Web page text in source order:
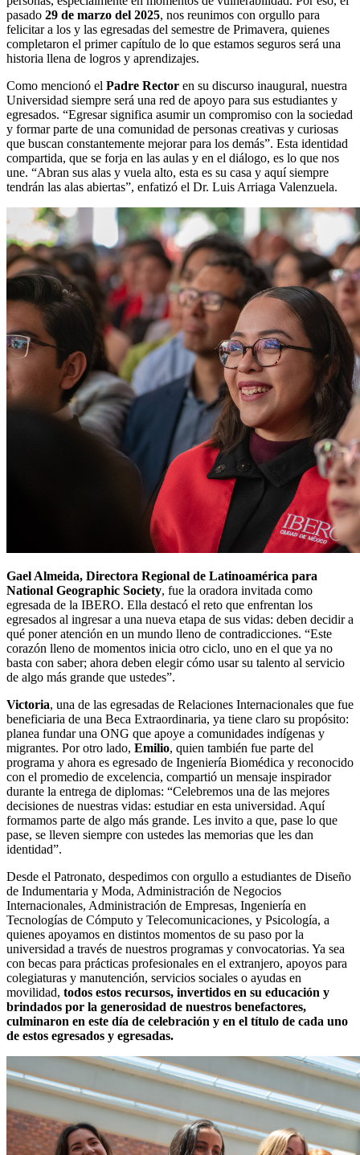
pasado 29 de marzo del 2025, nos reunimos con orgullo para
felicitar a los y las egresadas del semestre de Primavera, quienes
completaron el primer capítulo de lo que estamos seguros será una
historia llena de logros y aprendizajes.
Como mencionó el Padre Rector en su discurso inaugural, nuestra
Universidad siempre será una red de apoyo para sus estudiantes y
egresados. “Egresar significa asumir un compromiso con la sociedad
y formar parte de una comunidad de personas creativas y curiosas
que buscan constantemente mejorar para los demás”. Esta identidad
compartida, que se forja en las aulas y en el diálogo, es lo que nos
une. “Abran sus alas y vuela alto, esta es su casa y aquí siempre
tendrán las alas abiertas”, enfatizó el Dr. Luis Arriaga Valenzuela.
Gael Almeida, Directora Regional de Latinoamérica para
National Geographic Society, fue la oradora invitada como
egresada de la IBERO. Ella destacó el reto que enfrentan los
egresados al ingresar a una nueva etapa de sus vidas: deben decidir a
qué poner atención en un mundo lleno de contradicciones. “Este
corazón lleno de momentos inicia otro ciclo, uno en el que ya no
basta con saber; ahora deben elegir cómo usar su talento al servicio
de algo más grande que ustedes”.
Victoria, una de las egresadas de Relaciones Internacionales que fue
beneficiaria de una Beca Extraordinaria, ya tiene claro su propósito:
planea fundar una ONG que apoye a comunidades indígenas y
migrantes. Por otro lado, Emilio, quien también fue parte del
programa y ahora es egresado de Ingeniería Biomédica y reconocido
con el promedio de excelencia, compartió un mensaje inspirador
durante la entrega de diplomas: “Celebremos una de las mejores
decisiones de nuestras vidas: estudiar en esta universidad. Aquí
formamos parte de algo más grande. Les invito a que, pase lo que
pase, se lleven siempre con ustedes las memorias que les dan
identidad”.
Desde el Patronato, despedimos con orgullo a estudiantes de Diseño
de Indumentaria y Moda, Administración de Negocios
Internacionales, Administración de Empresas, Ingeniería en
Tecnologías de Cómputo y Telecomunicaciones, y Psicología, a
quienes apoyamos en distintos momentos de su paso por la
universidad a través de nuestros programas y convocatorias. Ya sea
con becas para prácticas profesionales en el extranjero, apoyos para
colegiaturas y manutención, servicios sociales o ayudas en
movilidad, todos estos recursos, invertidos en su educación y
brindados por la generosidad de nuestros benefactores,
culminaron en este día de celebración y en el título de cada uno
de estos egresados y egresadas.